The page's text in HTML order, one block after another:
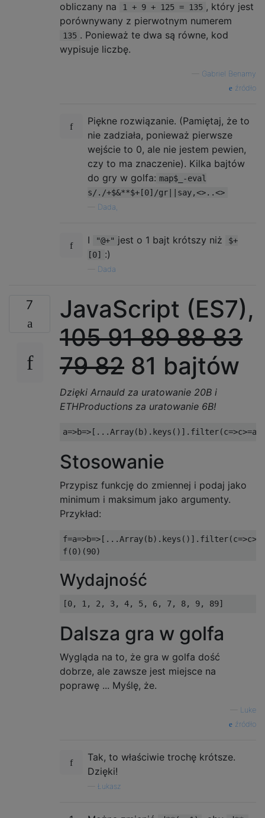
obliczany na
1 + 9 + 125 = 135 , który jest
porównywany z pierwotnym numerem
135 . Ponieważ te dwa są równe, kod
wypisuje liczbę.
Gabriel Benamy
źródło
Piękne rozwiązanie. (Pamiętaj, że to
nie zadziała, ponieważ pierwsze
wejście to 0, ale nie jestem pewien,
czy to ma znaczenie). Kilka bajtów
do gry w golfa: map$_-eval
s/./+$&**$+[0]/gr||say,<>..<>
Dada,
I "@+" jest o 1 bajt krótszy niż
$+
[0]
:)
Dada
7
JavaScript (ES7),
10591898883
7982 81 bajtów
Dzięki Arnauld za uratowanie 20B i
ETHProductions za uratowanie 6B!
Stosowanie
Przypisz funkcję do zmiennej i podaj jako
minimum i maksimum jako argumenty.
Przykład:
Wydajność
Dalsza gra w golfa
Wygląda na to, że gra w golfa dość
dobrze, ale zawsze jest miejsce na
poprawę ... Myślę, że.
Luke
źródło
Tak, to właściwie trochę krótsze.
Dzięki!
Łukasz